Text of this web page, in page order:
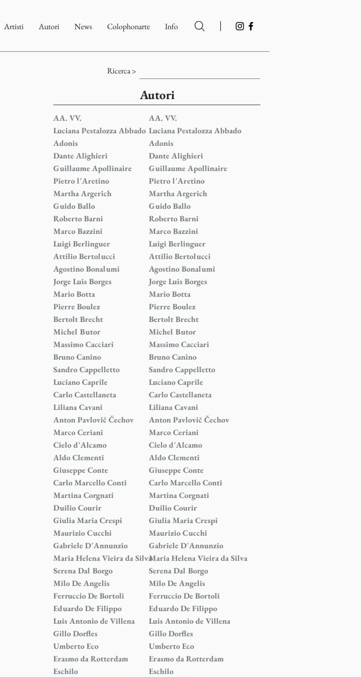
Artisti Autori News Colophonarte Info |
Ricerca >
Autori
AA. VV.
Luciana Pestalozza Abbado
Adonis
Dante Alighieri
Guillaume Apollinaire
Pietro l'Aretino
Martha Argerich
Guido Ballo
Roberto Barni
Marco Bazzini
Luigi Berlinguer
Attilio Bertolucci
Agostino Bonalumi
Jorge Luis Borges
Mario Botta
Pierre Boulez
Bertolt Brecht
Michel Butor
Massimo Cacciari
Bruno Canino
Sandro Cappelletto
Luciano Caprile
Carlo Castellaneta
Liliana Cavani
Anton Pavlovič Čechov
Marco Ceriani
Cielo d'Alcamo
Aldo Clementi
Giuseppe Conte
Carlo Marcello Conti
Martina Corgnati
Duilio Courir
Giulia Maria Crespi
Maurizio Cucchi
Gabriele D'Annunzio
Maria Helena Vieira da Silva
Serena Dal Borgo
Milo De Angelis
Ferruccio De Bortoli
Eduardo De Filippo
Luis Antonio de Villena
Gillo Dorfles
Umberto Eco
Erasmo da Rotterdam
Eschilo
AA. VV.
Luciana Pestalozza Abbado
Adonis
Dante Alighieri
Guillaume Apollinaire
Pietro l'Aretino
Martha Argerich
Guido Ballo
Roberto Barni
Marco Bazzini
Luigi Berlinguer
Attilio Bertolucci
Agostino Bonalumi
Jorge Luis Borges
Mario Botta
Pierre Boulez
Bertolt Brecht
Michel Butor
Massimo Cacciari
Bruno Canino
Sandro Cappelletto
Luciano Caprile
Carlo Castellaneta
Liliana Cavani
Anton Pavlovič Čechov
Marco Ceriani
Cielo d'Alcamo
Aldo Clementi
Giuseppe Conte
Carlo Marcello Conti
Martina Corgnati
Duilio Courir
Giulia Maria Crespi
Maurizio Cucchi
Gabriele D'Annunzio
Maria Helena Vieira da Silva
Serena Dal Borgo
Milo De Angelis
Ferruccio De Bortoli
Eduardo De Filippo
Luis Antonio de Villena
Gillo Dorfles
Umberto Eco
Erasmo da Rotterdam
Eschilo